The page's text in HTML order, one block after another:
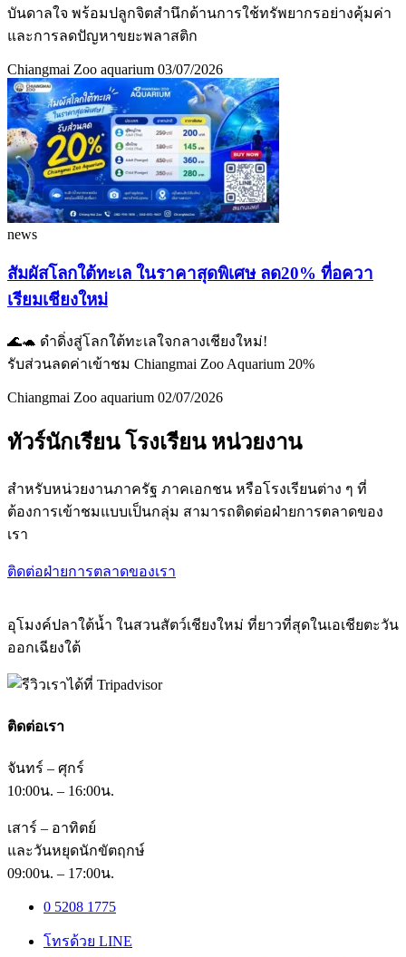
บันดาลใจ พร้อมปลูกจิตสำนึกด้านการใช้ทรัพยากรอย่างคุ้มค่า
และการลดปัญหาขยะพลาสติก
Chiangmai Zoo aquarium 03/07/2026
news
สัมผัสโลกใต้ทะเล ในราคาสุดพิเศษ ลด20% ที่อควา
เรียมเชียงใหม่
🌊🐢 ดำดิ่งสู่โลกใต้ทะเลใจกลางเชียงใหม่!
รับส่วนลดค่าเข้าชม Chiangmai Zoo Aquarium 20%
Chiangmai Zoo aquarium 02/07/2026
ทัวร์นักเรียน โรงเรียน หน่วยงาน
สำหรับหน่วยงานภาครัฐ ภาคเอกชน หรือโรงเรียนต่าง ๆ ที่
ต้องการเข้าชมแบบเป็นกลุ่ม สามารถติดต่อฝ่ายการตลาดของ
เรา
ติดต่อฝ่ายการตลาดของเรา
อุโมงค์ปลาใต้น้ำ ในสวนสัตว์เชียงใหม่ ที่ยาวที่สุดในเอเชียตะวัน
ออกเฉียงใต้
ติดต่อเรา
จันทร์ – ศุกร์
10:00น. – 16:00น.
เสาร์ – อาทิตย์
และวันหยุดนักขัตฤกษ์
09:00น. – 17:00น.
0 5208 1775
โทรด้วย LINE